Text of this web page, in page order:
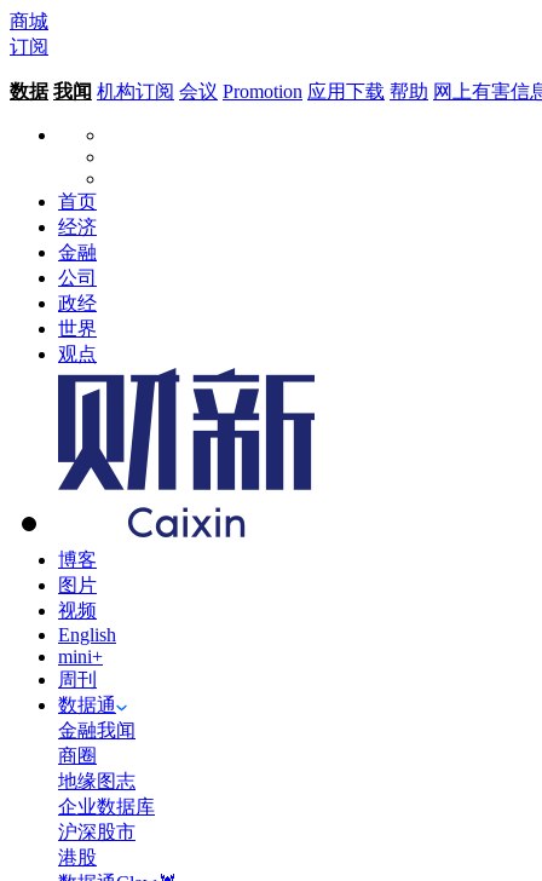
商城
订阅
数据 我闻 机构订阅 会议 Promotion 应用下载 帮助 网上有害信
首页
经济
金融
公司
政经
世界
观点
博客
图片
视频
English
mini+
周刊
数据通
金融我闻
商圈
地缘图志
企业数据库
沪深股市
港股